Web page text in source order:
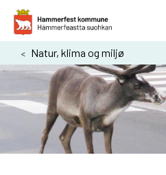
H
a
m
e
f
Du
er
her:
Natur, klima og miljø